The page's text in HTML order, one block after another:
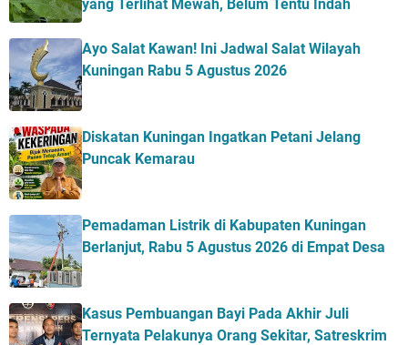
yang Terlihat Mewah, Belum Tentu Indah
Ayo Salat Kawan! Ini Jadwal Salat Wilayah
Kuningan Rabu 5 Agustus 2026
Diskatan Kuningan Ingatkan Petani Jelang
Puncak Kemarau
Pemadaman Listrik di Kabupaten Kuningan
Berlanjut, Rabu 5 Agustus 2026 di Empat Desa
Kasus Pembuangan Bayi Pada Akhir Juli
Ternyata Pelakunya Orang Sekitar, Satreskrim